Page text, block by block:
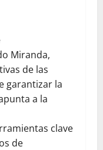
Miranda,
de las
garantizar la
a la
clave
de